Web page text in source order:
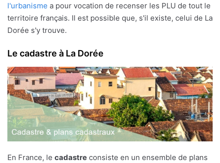
l'urbanisme a pour vocation de recenser les PLU de tout le
territoire français. Il est possible que, s'il existe, celui de La
Dorée s'y trouve.
Le cadastre à La Dorée
En France, le cadastre consiste en un ensemble de plans